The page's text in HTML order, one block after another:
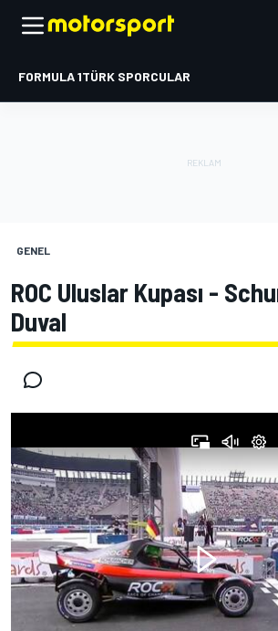
FORMULA 1TÜRK SPORCULAR
GENEL
ROC Uluslar Kupası -
Duval